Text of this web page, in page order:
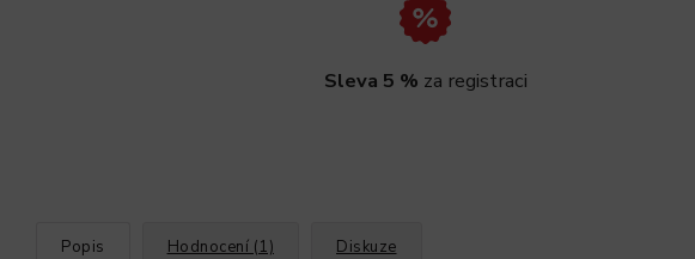
Sleva 5 % za registraci
Popis Hodnocení (1) Diskuze